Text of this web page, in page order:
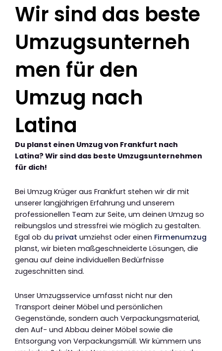
Wir sind das beste
Umzugsunterneh
men für den
Umzug nach
Latina
Du planst einen Umzug von Frankfurt nach
Latina? Wir sind das beste Umzugsunternehmen
für dich!
Bei Umzug Krüger aus Frankfurt stehen wir dir mit
unserer langjährigen Erfahrung und unserem
professionellen Team zur Seite, um deinen Umzug so
reibungslos und stressfrei wie möglich zu gestalten.
Egal ob du privat umziehst oder einen Firmenumzug
planst, wir bieten maßgeschneiderte Lösungen, die
genau auf deine individuellen Bedürfnisse
zugeschnitten sind.
Unser Umzugsservice umfasst nicht nur den
Transport deiner Möbel und persönlichen
Gegenstände, sondern auch Verpackungsmaterial,
den Auf- und Abbau deiner Möbel sowie die
Entsorgung von Verpackungsmüll. Wir kümmern uns